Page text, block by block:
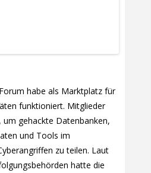
habe als Marktplatz für
funktioniert. Mitglieder
gehackte Datenbanken,
und Tools im
zu teilen. Laut
hatte die